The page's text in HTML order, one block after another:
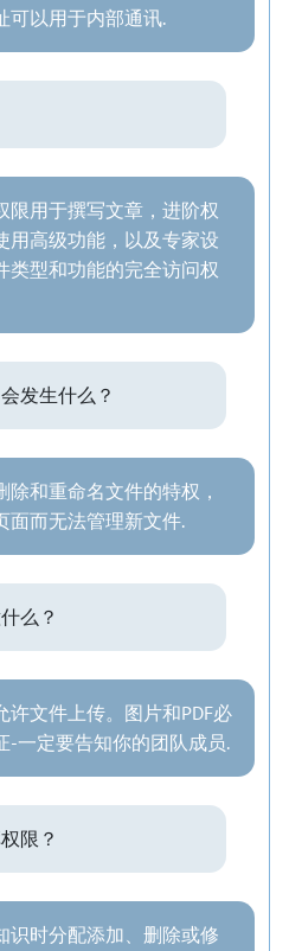
可以用于内部通讯.
限用于撰写文章，进阶权
用高级功能，以及专家设
类型和功能的完全访问权
发生什么？
和重命名文件的特权，
面而无法管理新文件.
么？
许文件上传。图片和PDF必
-一定要告知你的团队成员.
限？
识时分配添加、删除或修